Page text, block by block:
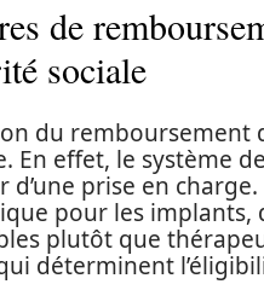
de
sociale
du remboursement
En effet, le système
d’une prise en
pour les implants,
plutôt que
déterminent